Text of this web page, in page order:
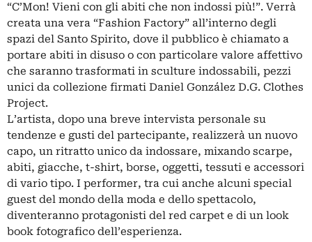
“C’Mon! Vieni con gli abiti che non indossi più!”. Verrà
creata una vera “Fashion Factory” all’interno degli
spazi del Santo Spirito, dove il pubblico è chiamato a
portare abiti in disuso o con particolare valore affettivo
che saranno trasformati in sculture indossabili, pezzi
unici da collezione firmati Daniel González D.G. Clothes
Project.
L’artista, dopo una breve intervista personale su
tendenze e gusti del partecipante, realizzerà un nuovo
capo, un ritratto unico da indossare, mixando scarpe,
abiti, giacche, t-shirt, borse, oggetti, tessuti e accessori
di vario tipo. I performer, tra cui anche alcuni special
guest del mondo della moda e dello spettacolo,
diventeranno protagonisti del red carpet e di un look
book fotografico dell’esperienza.